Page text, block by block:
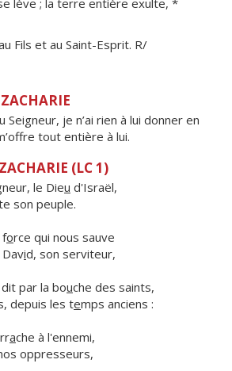
lève ; la terre entière exulte, *
Fils et au Saint-Esprit. R/
Seigneur, je n’ai rien à lui donner en
tout entière à lui.
(LC 1)
le Dieu d'Israël,
son peuple.
force qui nous sauve
id, son serviteur,
par la bouche des saints,
depuis les temps anciens :
ache à l'ennemi,
oppresseurs,